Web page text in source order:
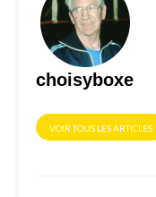
choisyboxe
VOIR TOUS LES ARTICLES